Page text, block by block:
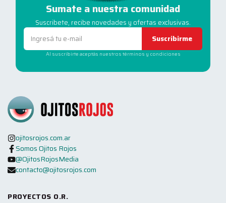
Sumate a nuestra comunidad
Suscribete, recibe novedades y ofertas exclusivas.
Suscribirme
Al suscribirte aceptás nuestros términos y condiciones
ojitosrojos.com.ar
Somos Ojitos Rojos
@OjitosRojosMedia
contacto@ojitosrojos.com
PROYECTOS O.R.